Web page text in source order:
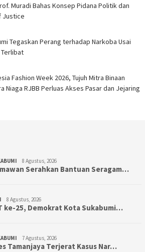
Muradi Bahas Konsep Pidana Politik dan
Justice
Tegaskan Perang terhadap Narkoba Usai
Fashion Week 2026, Tujuh Mitra Binaan
Niaga RJBB Perluas Akses Pasar dan Jejaring
8 Agustus, 2026
Serahkan Bantuan Seragam…
8 Agustus, 2026
ke-25, Demokrat Kota Sukabumi…
7 Agustus, 2026
Tamanjaya Terjerat Kasus Nar…